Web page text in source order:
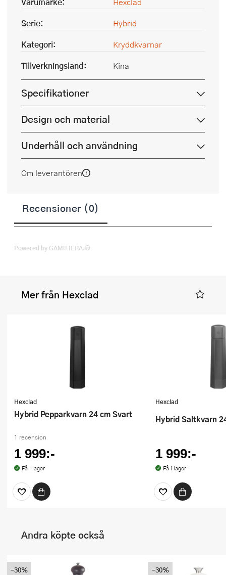
Serie:
Hybrid
Kategori:
Kryddkvarnar
Tillverkningsland:
Kina
Specifikationer
Design och material
Underhåll och användning
Om leverantören
Recensioner (0)
Powered by GAMIFIERA.®
Mer från Hexclad
Hexclad
Hybrid Pepparkvarn 24 cm Svart
1 recension
1 999:-
Få i lager
Hexclad
Hybrid Saltkvarn
1 999:-
Få i lager
Andra köpte också
-30% -30%